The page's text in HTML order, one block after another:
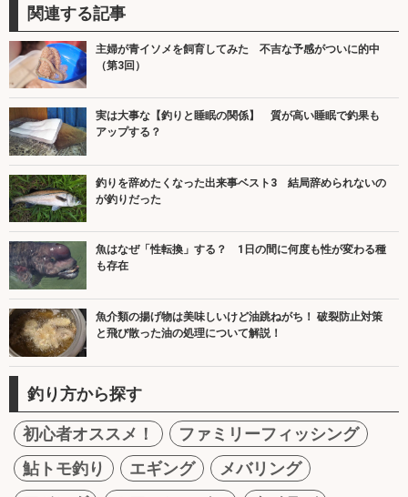
関連する記事
主婦が青イソメを飼育してみた 不吉な予感がついに的中
（第3回）
実は大事な【釣りと睡眠の関係】 質が高い睡眠で釣果も
アップする？
釣りを辞めたくなった出来事ベスト3 結局辞められないの
が釣りだった
魚はなぜ「性転換」する？ 1日の間に何度も性が変わる種
も存在
魚介類の揚げ物は美味しいけど油跳ねがち！ 破裂防止対策
と飛び散った油の処理について解説！
釣り方から探す
初心者オススメ！
ファミリーフィッシング
鮎トモ釣り
エギング
メバリング